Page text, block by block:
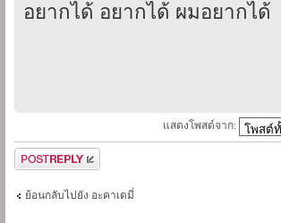
อยากได้ อยากได้ ผมอยากได้
แสดงโพสต์จาก:
ตอบกระทู้
ย้อนกลับไปยัง อะคาเดมี่